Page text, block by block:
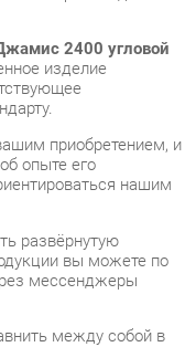
приобретением, и
опыте его
нашим
вы можете по
мессенджеры
между собой в
склада в
и магазинов